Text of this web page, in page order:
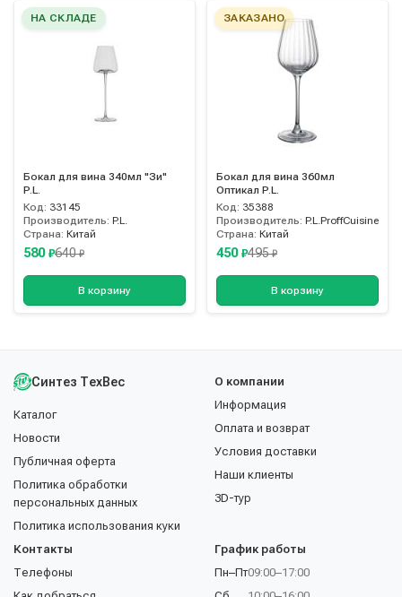
НА СКЛАДЕ
Бокал для вина 340мл "Зи"
P.L.
Код: 33145
Производитель: P.L.
Страна: Китай
580 ₽640₽
В корзину
ЗАКАЗАНО
Бокал для вина 360мл
Оптикал P.L.
Код: 35388
Производитель: P.L.ProffCuisine
Страна: Китай
450 ₽495₽
В корзину
Синтез ТехВес
Каталог
Новости
Публичная оферта
Политика обработки
персональных данных
Политика использования куки
О компании
Информация
Оплата и возврат
Условия доставки
Наши клиенты
3D-тур
Контакты
Телефоны
График работы
Пн–Пт09:00–17:00